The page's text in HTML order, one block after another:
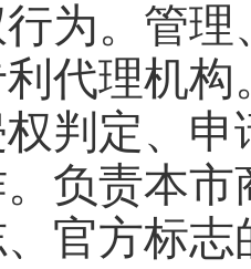
为。管
代理机
判定、
负责本
官方标志